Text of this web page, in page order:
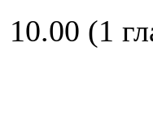
10.00 (1